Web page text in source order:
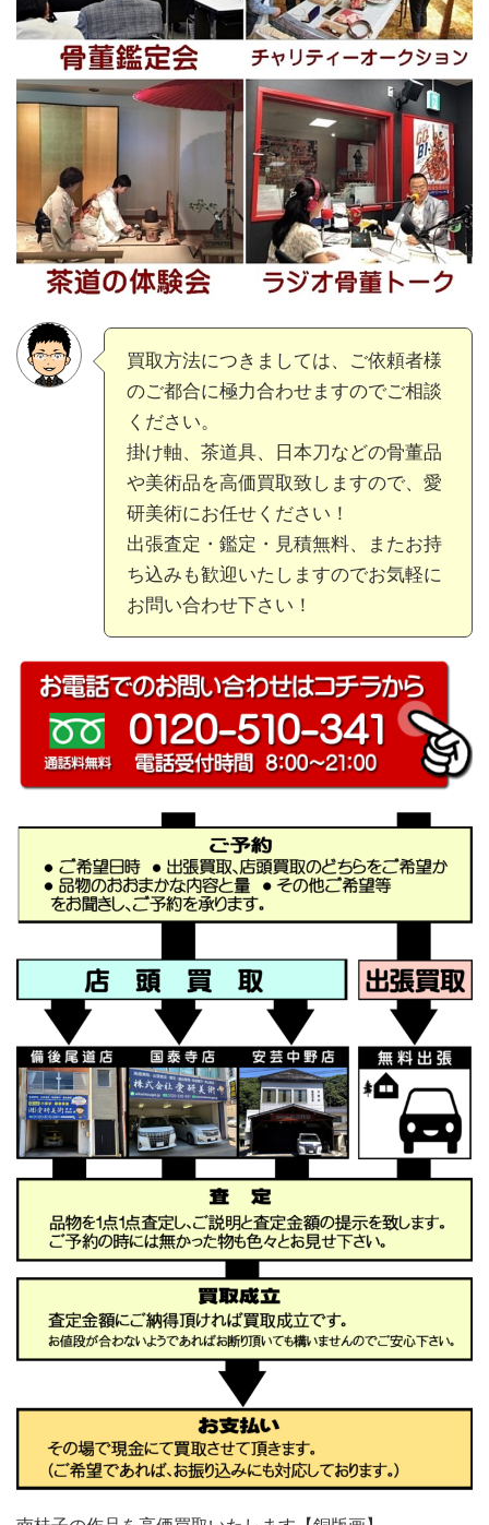
買取方法につきましては、ご依頼者様
のご都合に極力合わせますのでご相談
ください。
掛け軸、茶道具、日本刀などの骨董品
や美術品を高価買取致しますので、愛
研美術にお任せください！
出張査定・鑑定・見積無料、またお持
ち込みも歓迎いたしますのでお気軽に
お問い合わせ下さい！